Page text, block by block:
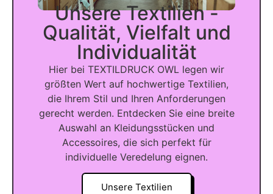
Unsere Textilien -
Qualität, Vielfalt und
Individualität
Hier bei TEXTILDRUCK OWL legen wir
größten Wert auf hochwertige Textilien,
die Ihrem Stil und Ihren Anforderungen
gerecht werden. Entdecken Sie eine breite
Auswahl an Kleidungsstücken und
Accessoires, die sich perfekt für
individuelle Veredelung eignen.
Unsere Textilien